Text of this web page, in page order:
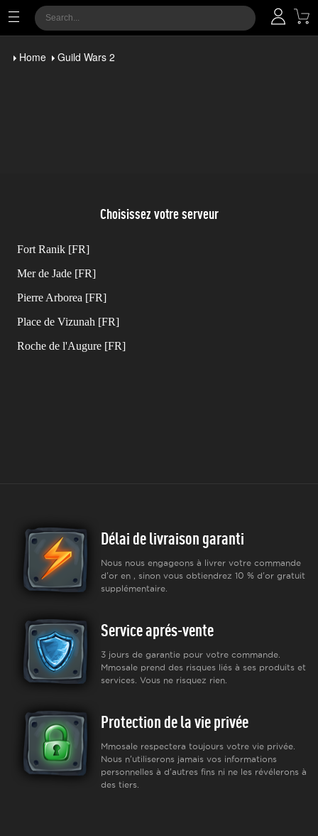
Home Guild Wars 2
Choisissez votre serveur
Fort Ranik [FR]
Mer de Jade [FR]
Pierre Arborea [FR]
Place de Vizunah [FR]
Roche de l'Augure [FR]
Délai de livraison garanti
Nous nous engageons à livrer votre commande
d'or en , sinon vous obtiendrez 10 % d'or gratuit
supplémentaire.
Service aprés-vente
3 jours de garantie pour votre commande.
Mmosale prend des risques liés à ses produits et
services. Vous ne risquez rien.
Protection de la vie privée
Mmosale respectera toujours votre vie privée.
Nous n'utiliserons jamais vos informations
personnelles à d'autres fins ni ne les révélerons à
des tiers.